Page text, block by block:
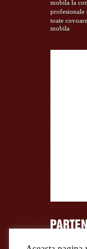
mobila la
profesionale
toate
mobila